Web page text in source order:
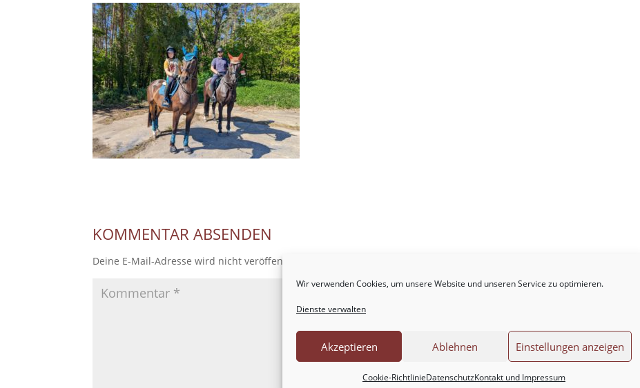
Wir verwenden Cookies, um unsere Website und unseren Service zu optimieren.
Dienste verwalten
Akzeptieren Ablehnen Einstellungen anzeigen
Cookie-RichtlinieDatenschutzKontakt und Impressum
KOMMENTAR ABSENDEN
Deine E-Mail-Adresse wird nicht veröffentlicht.